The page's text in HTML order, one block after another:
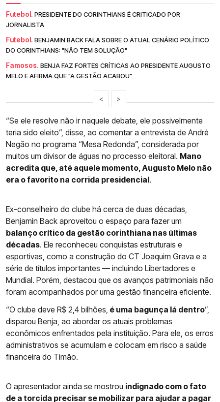
Futebol. PRESIDENTE DO CORINTHIANS É CRITICADO POR
JORNALISTA
Futebol. BENJAMIN BACK FALA SOBRE O ATUAL CENÁRIO POLÍTICO
DO CORINTHIANS: "NÃO TEM SOLUÇÃO"
Famosos. BENJA FAZ FORTES CRÍTICAS AO PRESIDENTE AUGUSTO
MELO E AFIRMA QUE "A GESTÃO ACABOU"
< >
“Se ele resolve não ir naquele debate, ele possivelmente
teria sido eleito”, disse, ao comentar a entrevista de André
Negão no programa “Mesa Redonda”, considerada por
muitos um divisor de águas no processo eleitoral. Mano
acredita que, até aquele momento, Augusto Melo não
era o favorito na corrida presidencial.
Ex-conselheiro do clube há cerca de duas décadas,
Benjamin Back aproveitou o espaço para fazer um
balanço crítico da gestão corinthiana nas últimas
décadas. Ele reconheceu conquistas estruturais e
esportivas, como a construção do CT Joaquim Grava e a
série de títulos importantes — incluindo Libertadores e
Mundial. Porém, destacou que os avanços patrimoniais não
foram acompanhados por uma gestão financeira eficiente.
“O clube deve R$ 2,4 bilhões, é uma bagunça lá dentro”,
disparou Benja, ao abordar os atuais problemas
econômicos enfrentados pela instituição. Para ele, os erros
administrativos se acumulam e colocam em risco a saúde
financeira do Timão.
O apresentador ainda se mostrou indignado com o fato
de a torcida precisar se mobilizar para ajudar a pagar